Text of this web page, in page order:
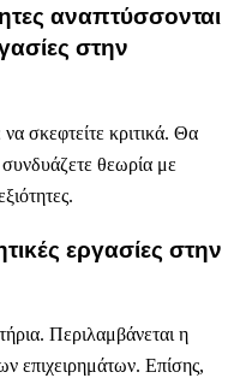
αναπτύσσονται
στην
σκεφτείτε κριτικά. Θα
θεωρία με
εργασίες στην
Περιλαμβάνεται η
επιχειρημάτων. Επίσης,